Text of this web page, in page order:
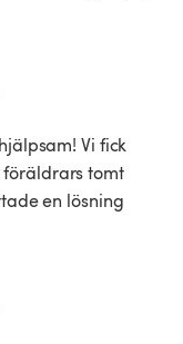
Vi fick
tomt
en lösning